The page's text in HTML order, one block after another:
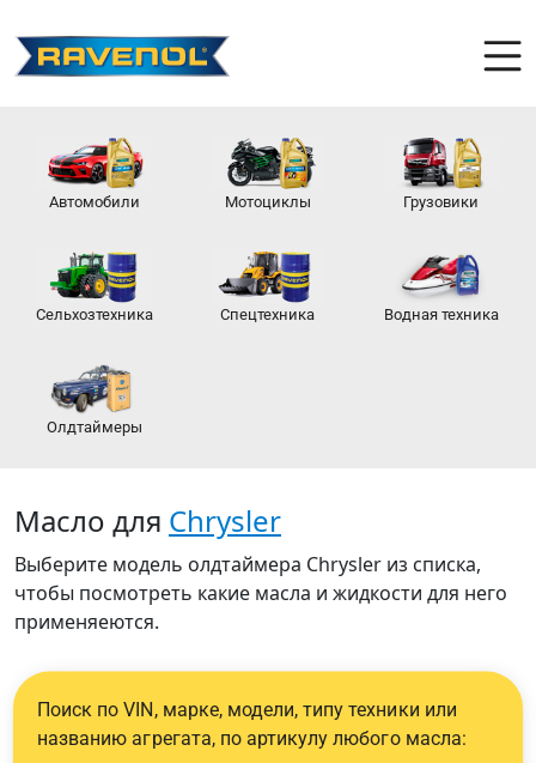
Автомобили Мотоциклы Грузовики
Сельхозтехника Спецтехника Водная техника
Олдтаймеры
Масло для Chrysler
Выберите модель олдтаймера Chrysler из списка,
чтобы посмотреть какие масла и жидкости для него
применяеются.
Поиск по VIN, марке, модели, типу техники или
названию агрегата, по артикулу любого масла: